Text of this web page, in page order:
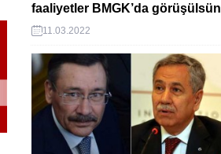
faaliyetler BMGK’da görüşülsün
11.03.2022